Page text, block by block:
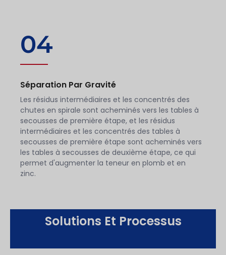
04
Séparation Par Gravité
Les résidus intermédiaires et les concentrés des
chutes en spirale sont acheminés vers les tables à
secousses de première étape, et les résidus
intermédiaires et les concentrés des tables à
secousses de première étape sont acheminés vers
les tables à secousses de deuxième étape, ce qui
permet d'augmenter la teneur en plomb et en
zinc.
Solutions Et Processus